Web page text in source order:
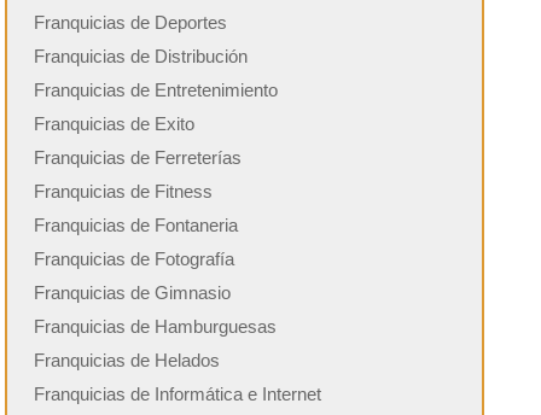
Franquicias de Deportes
Franquicias de Distribución
Franquicias de Entretenimiento
Franquicias de Exito
Franquicias de Ferreterías
Franquicias de Fitness
Franquicias de Fontaneria
Franquicias de Fotografía
Franquicias de Gimnasio
Franquicias de Hamburguesas
Franquicias de Helados
Franquicias de Informática e Internet